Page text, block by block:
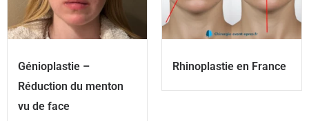
Génioplastie –
Réduction du menton
vu de face
Rhinoplastie en France